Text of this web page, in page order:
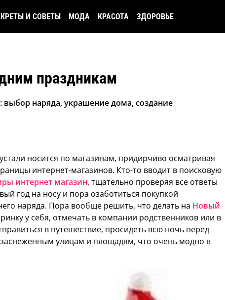
И СОВЕТЫ МОДА КРАСОТА ЗДОРОВЬЕ
праздникам
наряда, украшение дома, создание
носится по магазинам, придирчиво осматривая
интернет-магазинов. Кто-то вводит в поисковую
интернет магазин, тщательно проверяя все ответы
год на носу и пора озаботиться покупкой
наряда. Пора вообще решить, что делать на Новый
у себя, отмечать в компании родственников или в
в путешествие, просидеть всю ночь перед
улицам и площадям, что очень модно в